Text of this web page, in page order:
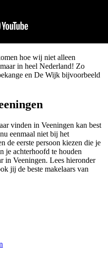
hoe wij niet alleen
in heel Nederland! Zo
en De Wijk bijvoorbeeld
vinden in Veeningen kan best
eenmaal niet bij het
de eerste persoon kiezen die je
je achterhoofd te houden
in Veeningen. Lees hieronder
jij de beste makelaars van